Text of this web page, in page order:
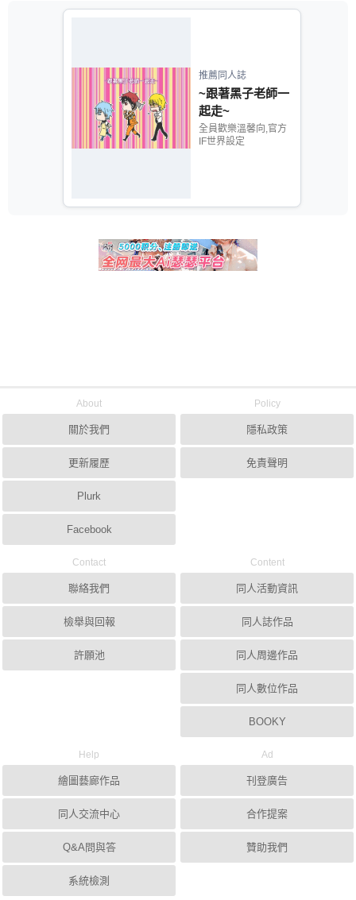
推薦同人誌
~跟著黑子老師一
起走~
全員歡樂溫馨向,官方
IF世界設定
About
關於我們
更新履歷
Plurk
Facebook
Policy
隱私政策
免責聲明
Contact
聯絡我們
檢舉與回報
許願池
Content
同人活動資訊
同人誌作品
同人周邊作品
同人數位作品
BOOKY
Help
繪圖藝廊作品
同人交流中心
Q&A問與答
系統檢測
Ad
刊登廣告
合作提案
贊助我們